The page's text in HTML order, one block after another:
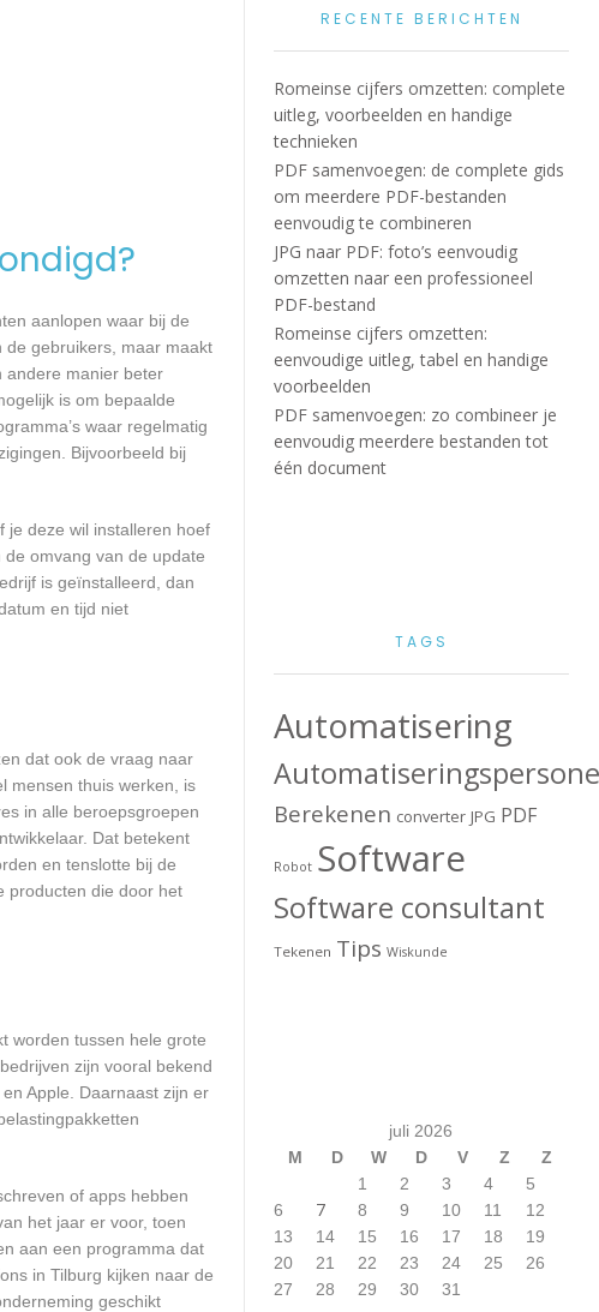
aanlopen waar bij de
de gebruikers, maar maakt
andere manier beter
is om bepaalde
waar regelmatig
Bijvoorbeeld bij
je deze wil installeren hoef
de omvang van de update
is geïnstalleerd, dan
en tijd niet
dat ook de vraag naar
mensen thuis werken, is
in alle beroepsgroepen
Dat betekent
en tenslotte bij de
producten die door het
worden tussen hele grote
zijn vooral bekend
Apple. Daarnaast zijn er
of apps hebben
het jaar er voor, toen
aan een programma dat
in Tilburg kijken naar de
geschikt
RECENTE BERICHTEN
Romeinse cijfers omzetten: complete
uitleg, voorbeelden en handige
technieken
PDF samenvoegen: de complete gids
om meerdere PDF-bestanden
eenvoudig te combineren
JPG naar PDF: foto’s eenvoudig
omzetten naar een professioneel
PDF-bestand
Romeinse cijfers omzetten:
eenvoudige uitleg, tabel en handige
voorbeelden
PDF samenvoegen: zo combineer je
eenvoudig meerdere bestanden tot
één document
TAGS
Automatisering
Berekenen converter JPG PDF
Robot Software
Software consultant
Tekenen Tips Wiskunde
juli 2026
M
D W D V Z
Z
1
2 3 4
5
6
7 8 9 10 11
12
13
14 15 16 17 18
19
20
21 22 23 24 25
26
27
28 29 30 31